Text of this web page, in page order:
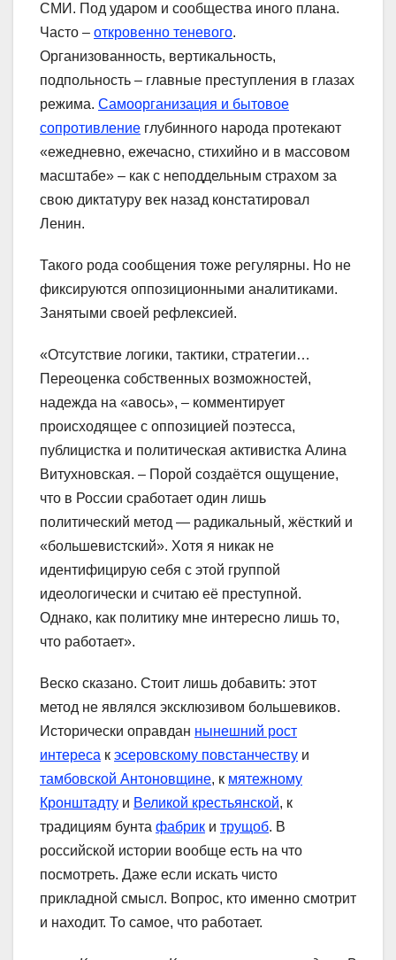
СМИ. Под ударом и сообщества иного плана.
Часто – откровенно теневого.
Организованность, вертикальность,
подпольность – главные преступления в глазах
режима. Самоорганизация и бытовое
сопротивление глубинного народа протекают
«ежедневно, ежечасно, стихийно и в массовом
масштабе» – как с неподдельным страхом за
свою диктатуру век назад констатировал
Ленин.
Такого рода сообщения тоже регулярны. Но не
фиксируются оппозиционными аналитиками.
Занятыми своей рефлексией.
«Отсутствие логики, тактики, стратегии…
Переоценка собственных возможностей,
надежда на «авось», – комментирует
происходящее с оппозицией поэтесса,
публицистка и политическая активистка Алина
Витухновская. – Порой создаётся ощущение,
что в России сработает один лишь
политический метод — радикальный, жёсткий и
«большевистский». Хотя я никак не
идентифицирую себя с этой группой
идеологически и считаю её преступной.
Однако, как политику мне интересно лишь то,
что работает».
Веско сказано. Стоит лишь добавить: этот
метод не являлся эксклюзивом большевиков.
Исторически оправдан нынешний рост
интереса к эсеровскому повстанчеству и
тамбовской Антоновщине, к мятежному
Кронштадту и Великой крестьянской, к
традициям бунта фабрик и трущоб. В
российской истории вообще есть на что
посмотреть. Даже если искать чисто
прикладной смысл. Вопрос, кто именно смотрит
и находит. То самое, что работает.